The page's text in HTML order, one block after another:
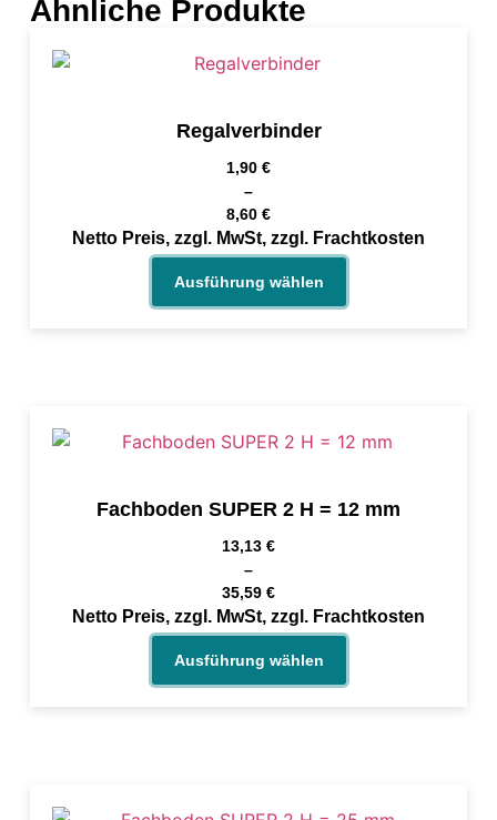
Ähnliche Produkte
Regalverbinder
1,90 €
–
8,60 €
Netto Preis, zzgl. MwSt, zzgl. Frachtkosten
Ausführung wählen
Fachboden SUPER 2 H = 12 mm
13,13 €
–
35,59 €
Netto Preis, zzgl. MwSt, zzgl. Frachtkosten
Ausführung wählen